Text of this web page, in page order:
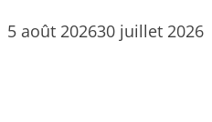
5 août 202630 juillet 2026